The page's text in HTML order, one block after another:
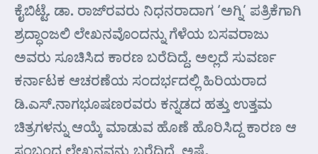
ಕೈಬಿಟ್ಟೆ. ಡಾ. ರಾಜ್‌ರವರು ನಿಧನರಾದಾಗ ‘ಅಗ್ನಿ’ ಪತ್ರಿಕೆಗಾಗಿ
ಶ್ರದ್ಧಾಂಜಲಿ ಲೇಖನವೊಂದನ್ನು ಗೆಳೆಯ ಬಸವರಾಜು
ಅವರು ಸೂಚಿಸಿದ ಕಾರಣ ಬರೆದಿದ್ದೆ. ಅಲ್ಲದೆ ಸುವರ್ಣ
ಕರ್ನಾಟಕ ಆಚರಣೆಯ ಸಂದರ್ಭದಲ್ಲಿ ಹಿರಿಯರಾದ
ಡಿ.ಎಸ್.ನಾಗಭೂಷಣರವರು ಕನ್ನಡದ ಹತ್ತು ಉತ್ತಮ
ಚಿತ್ರಗಳನ್ನು ಆಯ್ಕೆ ಮಾಡುವ ಹೊಣೆ ಹೊರಿಸಿದ್ದ ಕಾರಣ ಆ
ಸಂಬಂಧ ಲೇಖನವನ್ನು ಬರೆದಿದ್ದೆ, ಅಷ್ಟೆ.